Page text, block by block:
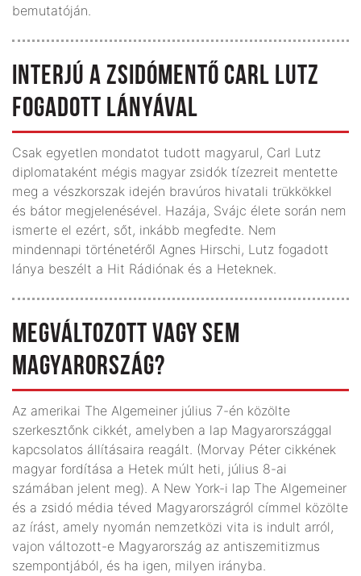
bemutatóján.
INTERJÚ A ZSIDÓMENTŐ CARL LUTZ
FOGADOTT LÁNYÁVAL
Csak egyetlen mondatot tudott magyarul, Carl Lutz
diplomataként mégis magyar zsidók tízezreit mentette
meg a vészkorszak idején bravúros hivatali trükkökkel
és bátor megjelenésével. Hazája, Svájc élete során nem
ismerte el ezért, sőt, inkább megfedte. Nem
mindennapi történetéről Agnes Hirschi, Lutz fogadott
lánya beszélt a Hit Rádiónak és a Heteknek.
MEGVÁLTOZOTT VAGY SEM
MAGYARORSZÁG?
Az amerikai The Algemeiner július 7-én közölte
szerkesztőnk cikkét, amelyben a lap Magyarországgal
kapcsolatos állításaira reagált. (Morvay Péter cikkének
magyar fordítása a Hetek múlt heti, július 8-ai
számában jelent meg). A New York-i lap The Algemeiner
és a zsidó média téved Magyarországról címmel közölte
az írást, amely nyomán nemzetközi vita is indult arról,
vajon változott-e Magyarország az antiszemitizmus
szempontjából, és ha igen, milyen irányba.